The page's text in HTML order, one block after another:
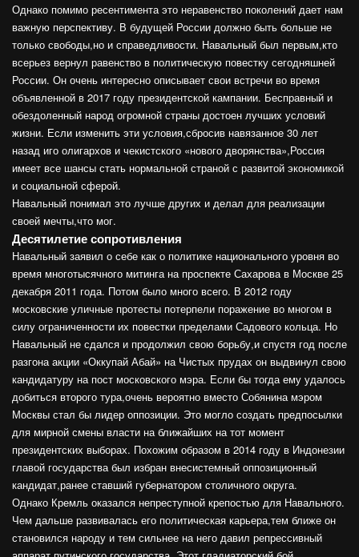
Однако помимо ресентимента это неравенство поколений дает нам
важную перспективу. В будущей России должно быть больше не
только свободы,но и справедливости. Навальный был первым,кто
всерьез вернул равенство в политическую повестку сегодняшней
России. Он очень интересно описывает свои встречи во время
объявленной в 2017 году президентской кампании. Бесправный и
обездоленный народ огромной страны достоен лучших условий
жизни. Если изменить эти условия,сбросив навязанное 30 лет
назад иго олигархов и чекистского «нового дворянства»,Россия
имеет все шансы стать нормальной страной с развитой экономикой
и социальной сферой.
Навальный понимал это лучше других и делал для реализации
своей мечты,что мог.
Десятилетие сопротивления
Навальный заявил о себе как о политике национального уровня во
время многотысячного митинга на проспекте Сахарова в Москве 25
декабря 2011 года. Потом было много всего. В 2012 году
московские уличные протесты потерпели поражение во многом в
силу ограниченности их повестки пределами Садового кольца. Но
Навальный не сдался и продолжил свою борьбу,и спустя год после
разгона акции «Оккупай Абай» на Чистых прудах он выдвинул свою
кандидатуру на пост московского мэра. Если бы тогда ему удалось
добиться второго тура,очень вероятно вместо Собянина мэром
Москвы стал бы лидер оппозиции. Это могло создать предпосылки
для мирной смены власти на ближайших на тот момент
президентских выборах. Похожим образом в 2014 году в Индонезии
главой государства был избран внесистемный оппозиционный
кандидат,ранее ставший губернатором столичного округа.
Однако Кремль оказался непреступной крепостью для Навального.
Чем дальше развивалась его политическая карьера,тем ближе он
становился народу и тем сильнее на него давил репрессивный